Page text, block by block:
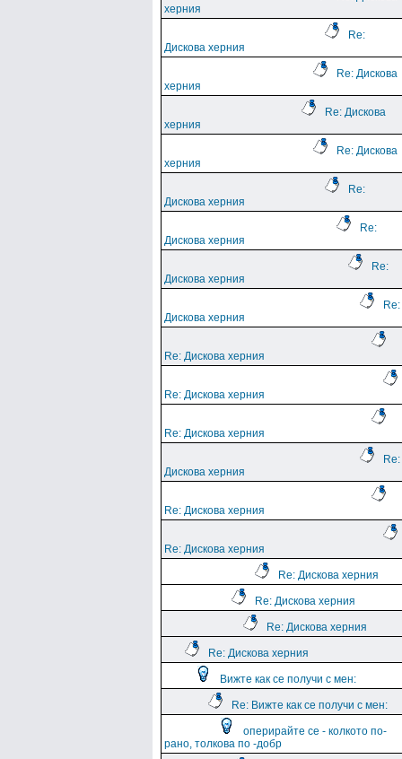
херния
Re:
Дискова херния
Re: Дискова
херния
Re: Дискова
херния
Re: Дискова
херния
Re:
Дискова херния
Re:
Дискова херния
Re:
Дискова херния
Re:
Дискова херния
Re: Дискова херния
Re: Дискова херния
Re: Дискова херния
Re:
Дискова херния
Re: Дискова херния
Re: Дискова херния
Re: Дискова херния
Re: Дискова херния
Re: Дискова херния
Re: Дискова херния
Вижте как се получи с мен:
Re: Вижте как се получи с мен:
оперирайте се - колкото по-
рано, толкова по -добр